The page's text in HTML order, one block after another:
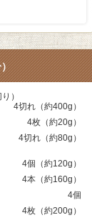
）
）
4切れ（約400g）
4枚（約20g）
4切れ（約80g）
4個（約120g）
4本（約160g）
4個
4枚（約200g）